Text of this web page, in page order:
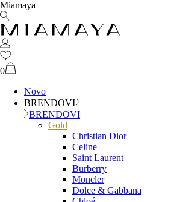
Miamaya
0
Novo
BRENDOVI
BRENDOVI
Gold
Christian Dior
Celine
Saint Laurent
Burberry
Moncler
Dolce & Gabbana